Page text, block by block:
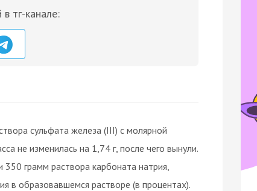
тг-канале:
сульфата железа (III) с молярной
не изменилась на 1,74 г, после чего вынули.
грамм раствора карбоната натрия,
в образовавшемся растворе (в процентах).